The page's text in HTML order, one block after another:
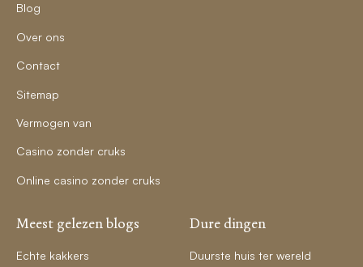
Blog
Over ons
Contact
Sitemap
Vermogen van
Casino zonder cruks
Online casino zonder cruks
Meest gelezen blogs
Echte kakkers
Dure dingen
Duurste huis ter wereld